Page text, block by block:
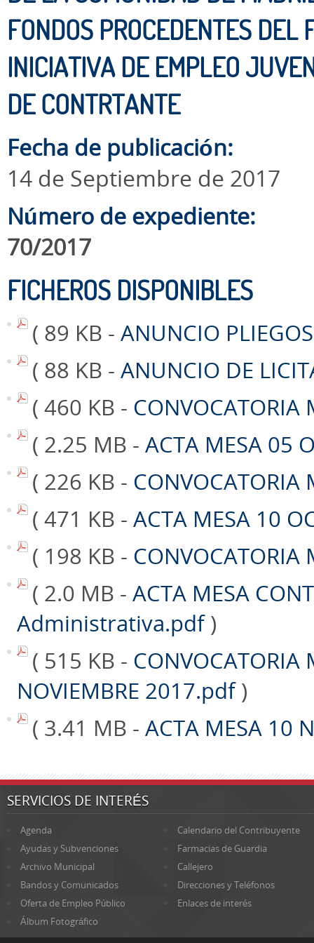
FONDOS PROCEDENTES DEL
INICIATIVA DE EMPLEO
DE CONTRTANTE
Fecha de publicación:
14 de Septiembre de 2017
Número de expediente:
70/2017
FICHEROS DISPONIBLES
( 89 KB - ANUNCIO
( 88 KB - ANUNCIO DE
( 460 KB -
( 2.25 MB - ACTA MESA 05
( 226 KB - CONVOCATORIA
( 471 KB - ACTA MESA 10
( 198 KB -
( 2.0 MB - ACTA MESA
Administrativa.pdf)
( 515 KB - CONVOCATORIA
NOVIEMBRE 2017.pdf)
( 3.41 MB - ACTA MESA 10
SERVICIOS DE INTERÉS
Agenda
Calendario del Contribuyente
Ayudas y Subvenciones
Farmacias de Guardia
Archivo Municipal
Callejero
Bandos y Comunicados
Direcciones y Teléfonos
Oferta de Empleo Público
Enlaces de interés
Álbum Fotográfico